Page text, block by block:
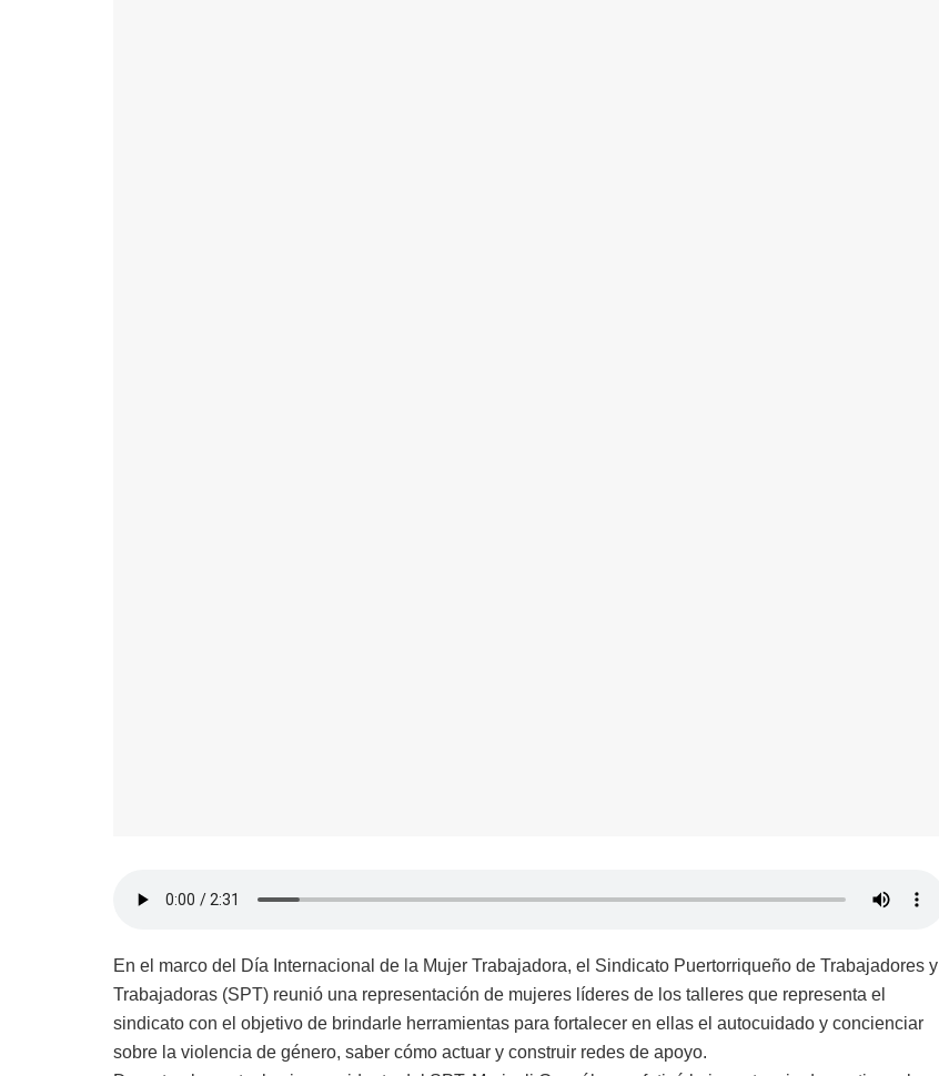
En el marco del Día Internacional de la Mujer Trabajadora, el Sindicato Puertorriqueño de Trabajadores y
Trabajadoras (SPT) reunió una representación de mujeres líderes de los talleres que representa el
sindicato con el objetivo de brindarle herramientas para fortalecer en ellas el autocuidado y concienciar
sobre la violencia de género, saber cómo actuar y construir redes de apoyo.